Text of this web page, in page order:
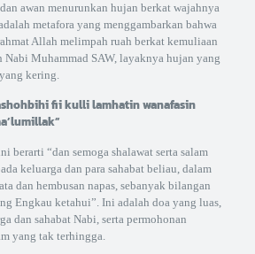
awan menurunkan hujan berkat wajahnya
metafora yang menggambarkan bahwa
Allah melimpah ruah berkat kemuliaan
Nabi Muhammad SAW, layaknya hujan yang
kering.
fii kulli lamhatin wanafasin
berarti “dan semoga shalawat serta salam
keluarga dan para sahabat beliau, dalam
dan hembusan napas, sebanyak bilangan
Engkau ketahui”. Ini adalah doa yang luas,
dan sahabat Nabi, serta permohonan
yang tak terhingga.